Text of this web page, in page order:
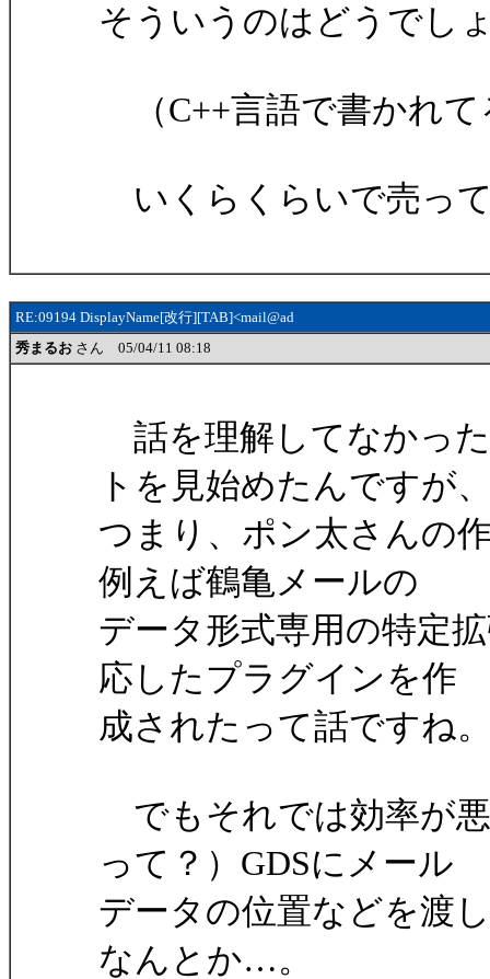
そういうのはどうでし
（C++言語で書かれ
いくらくらいで売っ
RE:09194 DisplayName[改行][TAB]<mail@ad
秀まるお さん 05/04/11 08:18
話を理解してなかっ
トを見始めたんですが
つまり、ポン太さんの
例えば鶴亀メールの
データ形式専用の特定
応したプラグインを作
成されたって話ですね
でもそれでは効率が
って？）GDSにメール
データの位置などを渡
なんとか…。